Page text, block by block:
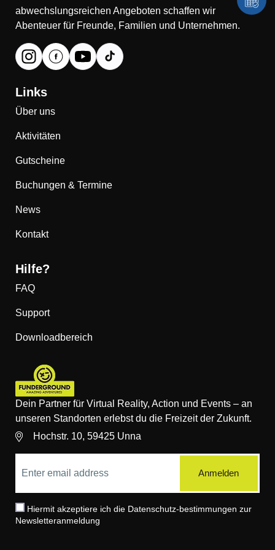
abwechslungsreichen Angeboten schaffen wir
Abenteuer für Freunde, Familien und Unternehmen.
Links
Über uns
Aktivitäten
Gutscheine
Buchungen & Termine
News
Kontakt
Hilfe?
FAQ
Support
Downloadbereich
Dein Partner für Virtual Reality, Action und Events – an
unseren Standorten erlebst du die Freizeit der Zukunft.
Hochstr. 10, 59425 Unna
Hiermit akzeptiere ich die Datenschutz-bestimmungen zur
Newsletteranmeldung